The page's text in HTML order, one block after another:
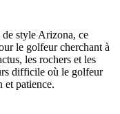
style Arizona, ce
le golfeur cherchant à
les rochers et les
difficile où le golfeur
et patience.